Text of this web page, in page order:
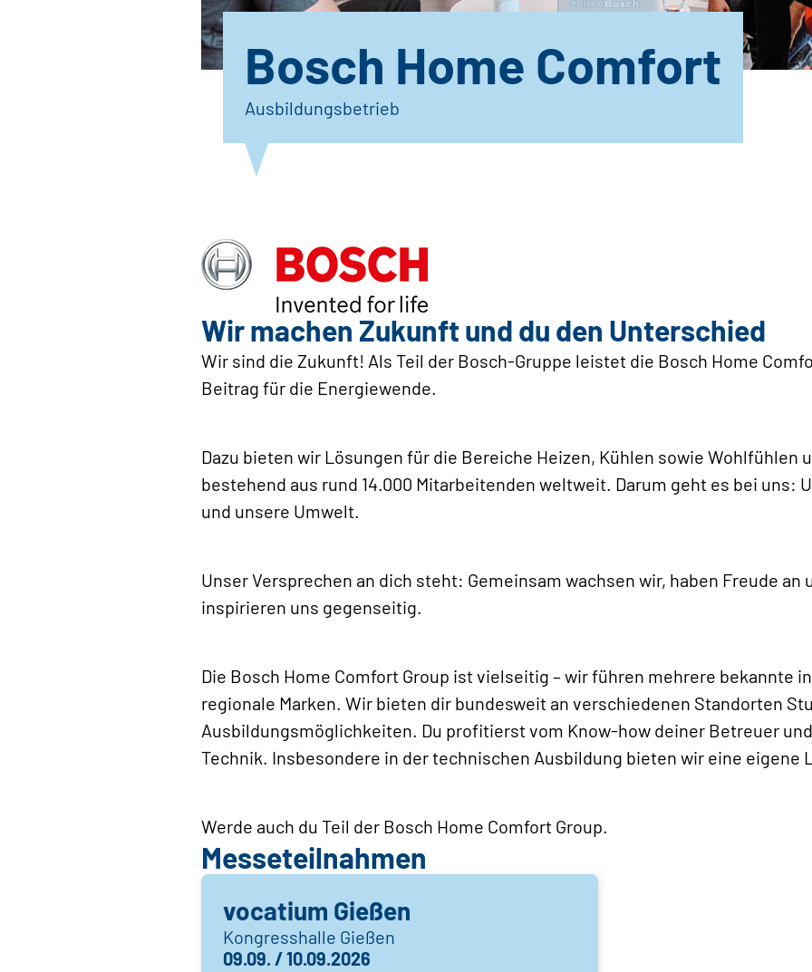
Bosch Home Comfort
Ausbildungsbetrieb
Wir machen Zukunft und du den Unterschied
Wir sind die Zukunft! Als Teil der Bosch-Gruppe leistet die Bosch Home
Beitrag für die Energiewende.
Dazu bieten wir Lösungen für die Bereiche Heizen, Kühlen sowie Wohlfühlen
bestehend aus rund 14.000 Mitarbeitenden weltweit. Darum geht es bei uns:
und unsere Umwelt.
Unser Versprechen an dich steht: Gemeinsam wachsen wir, haben Freude an
inspirieren uns gegenseitig.
Die Bosch Home Comfort Group ist vielseitig – wir führen mehrere bekannte
regionale Marken. Wir bieten dir bundesweit an verschiedenen Standorten
Ausbildungsmöglichkeiten. Du profitierst vom Know-how deiner Betreuer
Technik. Insbesondere in der technischen Ausbildung bieten wir eine eigene
Werde auch du Teil der Bosch Home Comfort Group.
Messeteilnahmen
vocatium Gießen
Kongresshalle Gießen
09.09. / 10.09.2026